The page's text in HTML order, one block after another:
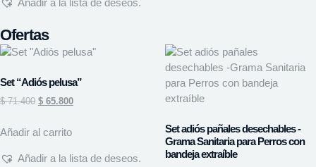
Añadir a la lista de deseos.
Ofertas
Set “Adiós pelusa”
$71.400 $ 65.800
Añadir al carrito
Añadir a la lista de deseos.
Set adiós pañales desechables -
Grama Sanitaria para Perros con
bandeja extraíble